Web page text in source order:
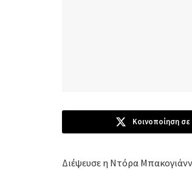
Κοινοποίηση
Διέψευσε η Ντόρα